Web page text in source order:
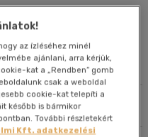
Rendezés
az ízléséhez minél
ajánlani, arra kérjük,
kat a „Rendben” gomb
csak a weboldal
cookie-kat telepíti a
később is bármikor
További részletekért
Kft. adatkezelési